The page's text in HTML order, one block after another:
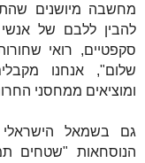
מחשבה מיושנים
להבין ללבם של אנשי
סקפטיים, רואי
שלום", אנחנו
ומוציאים ממחסני
גם בשמאל
הנוסחאות "שטחים